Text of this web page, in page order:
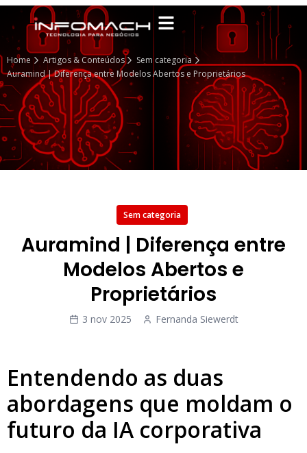
Home Artigos & Conteúdos
Sem categoria
Auramind | Diferença entre Modelos Abertos e Proprietários
Sem categoria
Auramind | Diferença entre
Modelos Abertos e
Proprietários
3 nov 2025 Fernanda Siewerdt
Entendendo as duas
abordagens que moldam o
futuro da IA corporativa